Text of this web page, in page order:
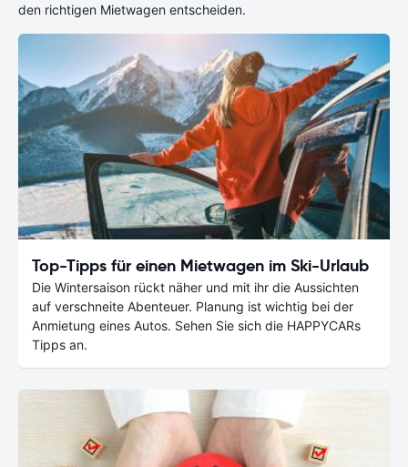
den richtigen Mietwagen entscheiden.
Top-Tipps für einen Mietwagen im Ski-Urlaub
Die Wintersaison rückt näher und mit ihr die Aussichten
auf verschneite Abenteuer. Planung ist wichtig bei der
Anmietung eines Autos. Sehen Sie sich die HAPPYCARs
Tipps an.